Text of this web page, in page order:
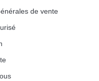
de vente